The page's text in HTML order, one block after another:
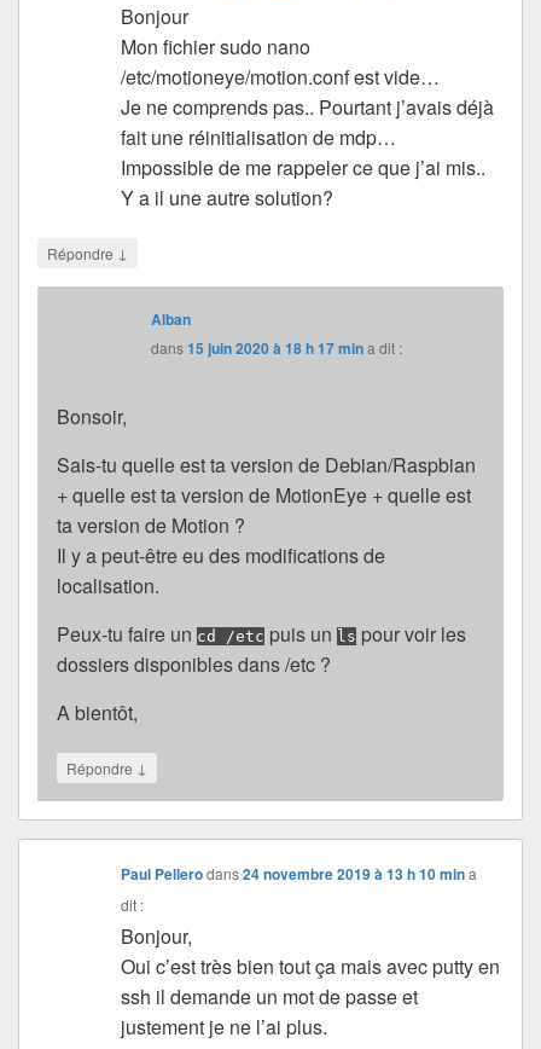
Bonjour
Mon fichier sudo nano
/etc/motioneye/motion.conf est vide…
Je ne comprends pas.. Pourtant j’avais déjà
fait une réinitialisation de mdp…
Impossible de me rappeler ce que j’ai mis..
Y a il une autre solution?
Répondre ↓
Alban
dans15 juin 2020 à 18 h 17 mina dit :
Bonsoir,
Sais-tu quelle est ta version de Debian/Raspbian
+ quelle est ta version de MotionEye + quelle est
ta version de Motion ?
Il y a peut-être eu des modifications de
localisation.
Peux-tu faire un cd /etc puis un ls pour voir les
dossiers disponibles dans /etc ?
A bientôt,
Répondre ↓
Paul Pellerodans24 novembre 2019 à 13 h 10 min a
dit :
Bonjour,
Oui c’est très bien tout ça mais avec putty en
ssh il demande un mot de passe et
justement je ne l’ai plus.